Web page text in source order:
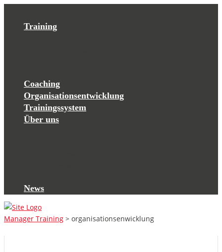
Training
Coaching
Organisationsentwicklung
Trainingssystem
Über uns
News
Manager Training > organisationsenwicklung